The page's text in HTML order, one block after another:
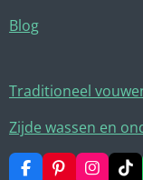
Blog
Traditioneel
Zijde wassen en
F P I T